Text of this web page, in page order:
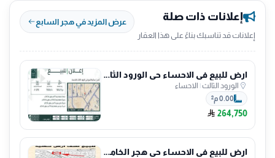
إعلانات ذات صلة
إعلانات قد تناسبك بناءً على هذا العقار
عرض المزيد في هجر السابع
ارض للبيع في الاحساء حي الورود الثالث
الورود الثالث| الاحساء
0.00 م²
264,750
ارض للبيع في الاحساء حي هجر الخامس